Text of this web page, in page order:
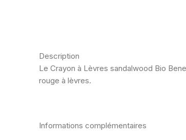
Description
Le Crayon à Lèvres sandalwood Bio
rouge à lèvres.
Informations complémentaires